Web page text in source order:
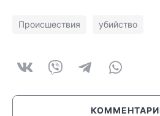
Происшествия убийство